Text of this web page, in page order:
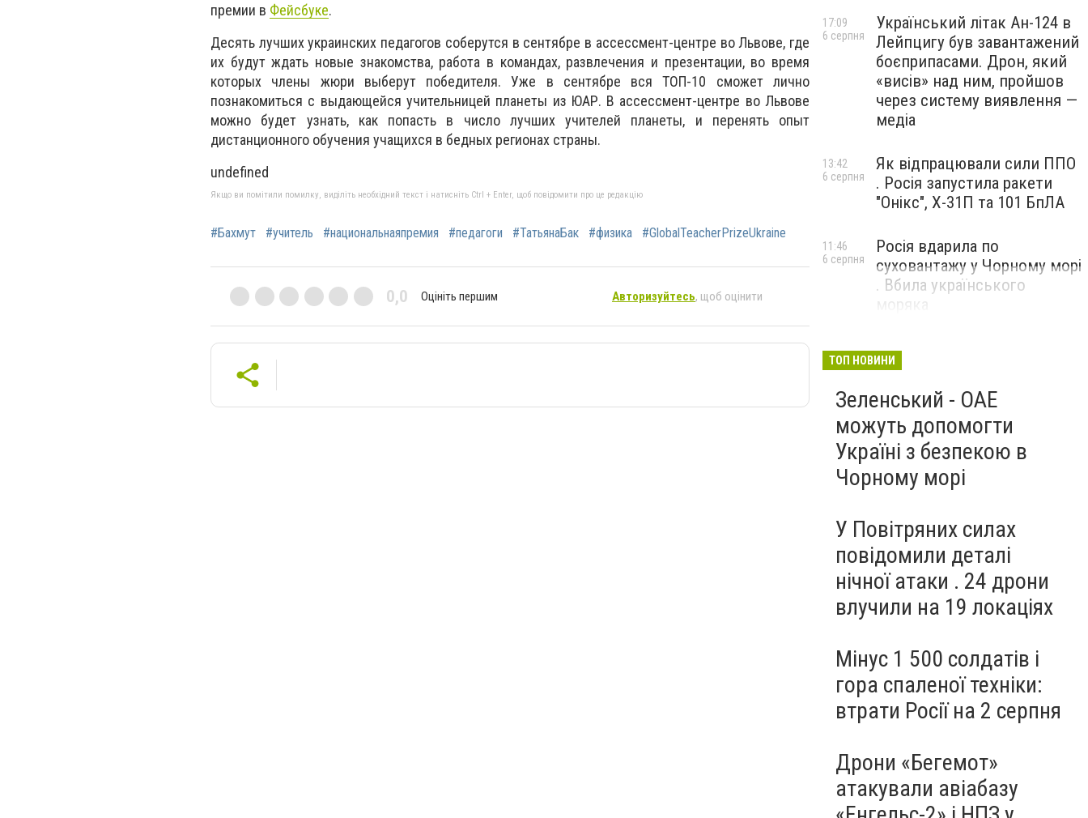
премии в Фейсбуке.
Десять лучших украинских педагогов соберутся в сентябре в ассессмент-центре во Львове, где
их будут ждать новые знакомства, работа в командах, развлечения и презентации, во время
которых члены жюри выберут победителя. Уже в сентябре вся ТОП-10 сможет лично
познакомиться с выдающейся учительницей планеты из ЮАР. В ассессмент-центре во Львове
можно будет узнать, как попасть в число лучших учителей планеты, и перенять опыт
дистанционного обучения учащихся в бедных регионах страны.
undefined
Якщо ви помітили помилку, виділіть необхідний текст і натисніть Ctrl + Enter, щоб повідомити про це редакцію
#Бахмут #учитель #национальнаяпремия #педагоги #ТатьянаБак #физика #GlobalTeacherPrizeUkraine
0,0 Оцініть першим Авторизуйтесь, щоб оцінити
Український літак Ан-124 в
Лейпцигу був завантажений
боєприпасами. Дрон, який
«висів» над ним, пройшов
через систему виявлення —
медіа
17:09
6 серпня
Як відпрацювали сили ППО
. Росія запустила ракети
"Онікс", Х-31П та 101 БпЛА
13:42
6 серпня
Росія вдарила по
суховантажу у Чорному морі
. Вбила українського
11:46
6 серпня
ТОП НОВИНИ
Зеленський - ОАЕ
можуть допомогти
Україні з безпекою в
Чорному морі
У Повітряних силах
повідомили деталі
нічної атаки . 24 дрони
влучили на 19 локаціях
Мінус 1 500 солдатів і
гора спаленої техніки:
втрати Росії на 2 серпня
Дрони «Бегемот»
атакували авіабазу